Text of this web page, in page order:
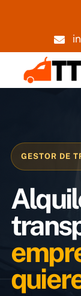
Servicios
Noticias
Contacto
GESTOR DE